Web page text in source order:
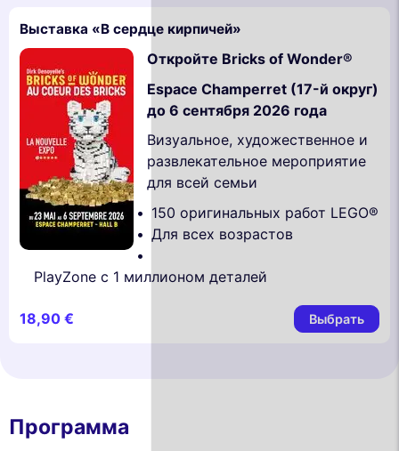
Выставка «В сердце кирпичей»
Откройте Bricks of Wonder®
Espace Champerret (17-й округ)
до 6 сентября 2026 года
Визуальное, художественное и
развлекательное мероприятие
для всей семьи
150 оригинальных работ LEGO®
Для всех возрастов
PlayZone с 1 миллионом деталей
18,90 € Выбрать
Программа